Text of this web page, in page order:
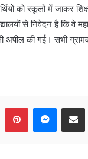
को स्कूलों में जाकर
से निवेदन है कि वे
ऐसी अपील की गई। सभी
LinkedInPinterest